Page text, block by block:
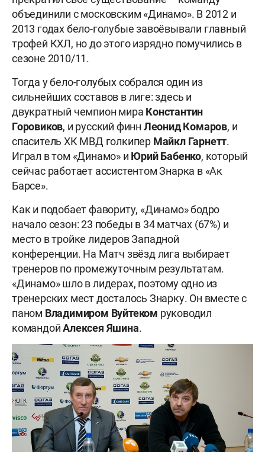
объединили с московским «Динамо». В 2012 и
2013 годах бело-голубые завоёвывали главный
трофей КХЛ, но до этого изрядно помучились в
сезоне 2010/11.
Тогда у бело-голубых собрался один из
сильнейших составов в лиге: здесь и
двукратный чемпион мира Константин
Горовиков, и русский финн Леонид Комаров, и
спаситель ХК МВД голкипер Майкл Гарнетт.
Играл в том «Динамо» и Юрий Бабенко, который
сейчас работает ассистентом Знарка в «Ак
Барсе».
Как и подобает фавориту, «Динамо» бодро
начало сезон: 23 победы в 34 матчах (67%) и
место в тройке лидеров Западной
конференции. На Матч звёзд лига выбирает
тренеров по промежуточным результатам.
«Динамо» шло в лидерах, поэтому одно из
тренерских мест досталось Знарку. Он вместе с
паном Владимиром Вуйтеком руководил
командойАлексея Яшина.